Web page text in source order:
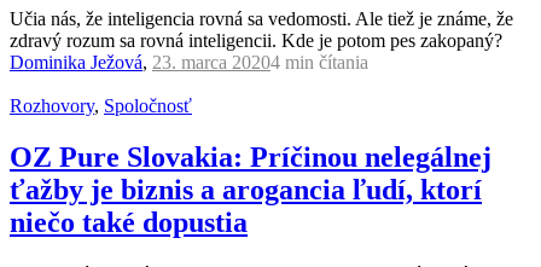
Učia nás, že inteligencia rovná sa vedomosti. Ale tiež je známe, že
zdravý rozum sa rovná inteligencii. Kde je potom pes zakopaný?
Dominika Ježová, 23. marca 20204 min čítania
Rozhovory, Spoločnosť
OZ Pure Slovakia: Príčinou nelegálnej
ťažby je biznis a arogancia ľudí, ktorí
niečo také dopustia